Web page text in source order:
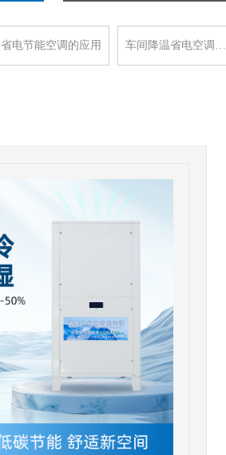
省电节能空调的应用 车间降温省电空调…